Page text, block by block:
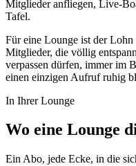
Mitglieder anfliegen, Live-
Tafel.
Für eine Lounge ist der Lohn
Mitglieder, die völlig
verpassen dürfen, immer im
einen einzigen Aufruf ruhig
In Ihrer Lounge
Wo eine Lounge
Ein Abo, jede Ecke, in die